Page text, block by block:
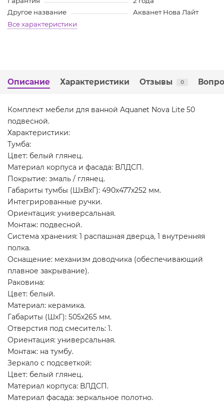
Другое название
Акванет Нова Лайт
Все характеристики
Описание Характеристики Отзывы 0
Комплект мебели для ванной Aquanet Nova Lite 50
подвесной.
Характеристики:
Тумба:
Цвет: белый глянец.
Материал корпуса и фасада: ВЛДСП.
Покрытие: эмаль / глянец.
Габариты тумбы (ШxВxГ): 490x477x252 мм.
Интегрированные ручки.
Ориентация: универсальная.
Монтаж: подвесной.
Система хранения: 1 распашная дверца, 1 внутренняя
полка.
Оснащение: механизм доводчика (обеспечивающий
плавное закрывание).
Раковина:
Цвет: белый.
Материал: керамика.
Габариты (ШхГ): 505х265 мм.
Отверстия под смеситель: 1.
Ориентация: универсальная.
Монтаж: на тумбу.
Зеркало с подсветкой:
Цвет: белый глянец.
Материал корпуса: ВЛДСП.
Материал фасада: зеркальное полотно.